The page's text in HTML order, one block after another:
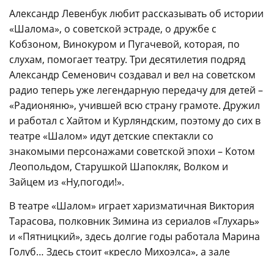
Александр Левенбук любит рассказывать об истории
«Шалома», о советской эстраде, о дружбе с
Кобзоном, Винокуром и Пугачевой, которая, по
слухам, помогает театру. Три десятилетия подряд
Александр Семенович создавал и вел на советском
радио теперь уже легендарную передачу для детей –
«Радионяню», учившей всю страну грамоте. Дружил
и работал с Хайтом и Курляндским, поэтому до сих в
театре «Шалом» идут детские спектакли со
знакомыми персонажами советской эпохи – Котом
Леопольдом, Старушкой Шапокляк, Волком и
Зайцем из «Ну,погоди!».
В театре «Шалом» играет харизматичная Виктория
Тарасова, полковник Зимина из сериалов «Глухарь»
и «Пятницкий», здесь долгие годы работала Марина
Голуб… Здесь стоит «кресло Михоэлса», а зале